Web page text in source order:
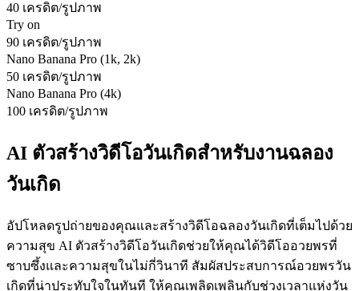
40 เครดิต/รูปภาพ
Try on
90 เครดิต/รูปภาพ
Nano Banana Pro (1k, 2k)
50 เครดิต/รูปภาพ
Nano Banana Pro (4k)
100 เครดิต/รูปภาพ
AI ตัวสร้างวิดีโอวันเกิดสำหรับงานฉลอง
วันเกิด
อัปโหลดรูปถ่ายของคุณและสร้างวิดีโอฉลองวันเกิดที่เต็มไปด้วย
ความสุข AI ตัวสร้างวิดีโอวันเกิดช่วยให้คุณได้วิดีโออวยพรที่
ซาบซึ้งและความสุขในไม่กี่วินาที สัมผัสประสบการณ์อวยพรวัน
เกิดที่น่าประทับใจในทันที ให้คุณเพลิดเพลินกับช่วงเวลาแห่งวัน